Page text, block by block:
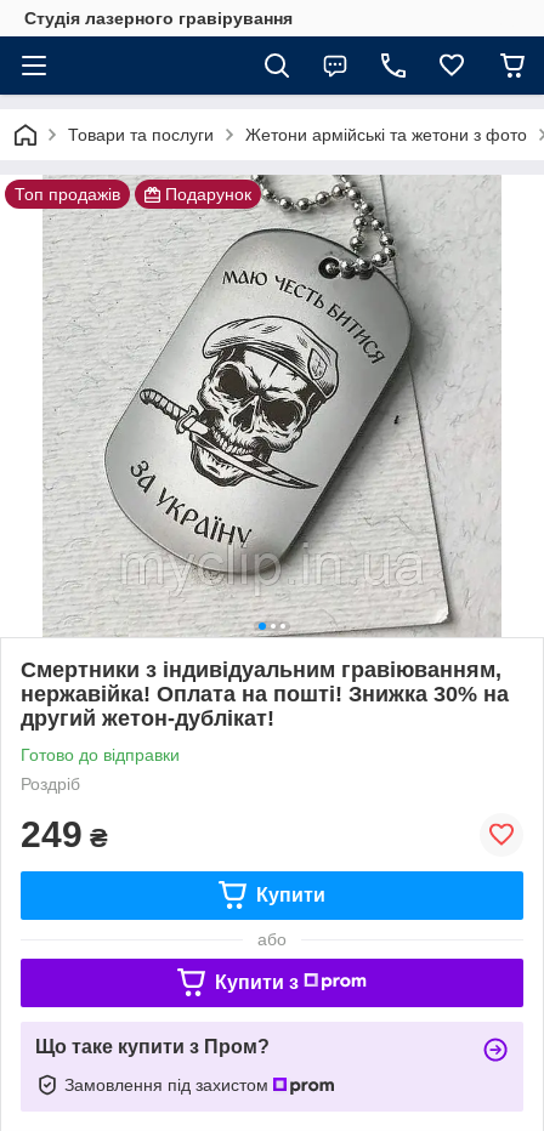
Студія лазерного гравірування
Товари та послуги Жетони армійські та жетони з фото
Топ продажів Подарунок
Смертники з індивідуальним гравіюванням,
нержавійка! Оплата на пошті! Знижка 30% на
другий жетон-дублікат!
Готово до відправки
Роздріб
249 ₴
Купити
або
Купити з
Що таке купити з Пром?
Замовлення під захистом